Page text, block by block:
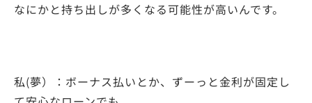
なにかと持ち出しが多くなる可能性が高いんです。
私(夢）：ボーナス払いとか、ずーっと金利が固定し